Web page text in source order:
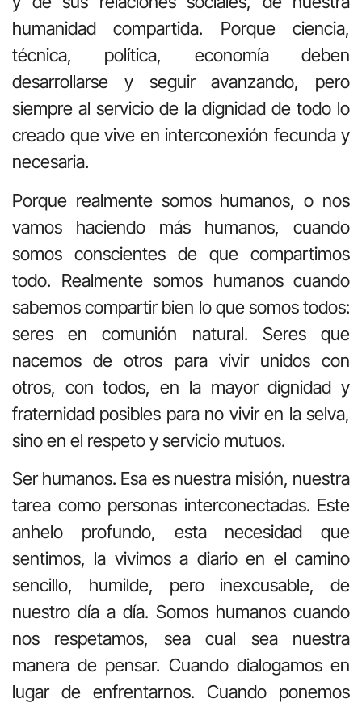
humanidad compartida. Porque ciencia,
técnica, política, economía deben
desarrollarse y seguir avanzando, pero
siempre al servicio de la dignidad de todo lo
creado que vive en interconexión fecunda y
necesaria.
Porque realmente somos humanos, o nos
vamos haciendo más humanos, cuando
somos conscientes de que compartimos
todo. Realmente somos humanos cuando
sabemos compartir bien lo que somos todos:
seres en comunión natural. Seres que
nacemos de otros para vivir unidos con
otros, con todos, en la mayor dignidad y
fraternidad posibles para no vivir en la selva,
sino en el respeto y servicio mutuos.
Ser humanos. Esa es nuestra misión, nuestra
tarea como personas interconectadas. Este
anhelo profundo, esta necesidad que
sentimos, la vivimos a diario en el camino
sencillo, humilde, pero inexcusable, de
nuestro día a día. Somos humanos cuando
nos respetamos, sea cual sea nuestra
manera de pensar. Cuando dialogamos en
lugar de enfrentarnos. Cuando ponemos